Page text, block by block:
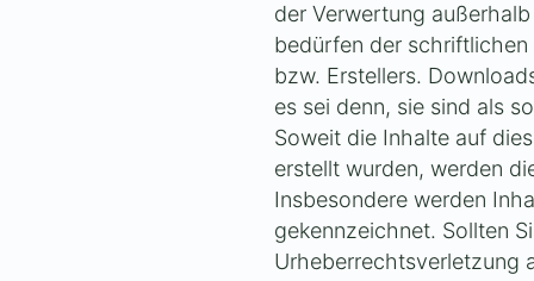
der Verwertung
bedürfen der
bzw. Erstellers.
es sei denn, sie sind als
Soweit die Inhalte auf
erstellt wurden, werden
Insbesondere werden
gekennzeichnet. Sollten
Urheberrechtsverletzung